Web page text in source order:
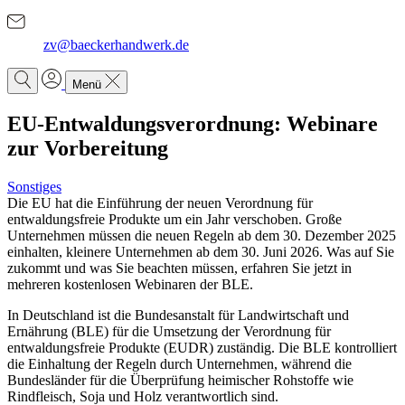
zv@baeckerhandwerk.de
Menü
EU-Entwaldungsverordnung: Webinare
zur Vorbereitung
Sonstiges
Die EU hat die Einführung der neuen Verordnung für
entwaldungsfreie Produkte um ein Jahr verschoben. Große
Unternehmen müssen die neuen Regeln ab dem 30. Dezember 2025
einhalten, kleinere Unternehmen ab dem 30. Juni 2026. Was auf Sie
zukommt und was Sie beachten müssen, erfahren Sie jetzt in
mehreren kostenlosen Webinaren der BLE.
In Deutschland ist die Bundesanstalt für Landwirtschaft und
Ernährung (BLE) für die Umsetzung der Verordnung für
entwaldungsfreie Produkte (EUDR) zuständig. Die BLE kontrolliert
die Einhaltung der Regeln durch Unternehmen, während die
Bundesländer für die Überprüfung heimischer Rohstoffe wie
Rindfleisch, Soja und Holz verantwortlich sind.